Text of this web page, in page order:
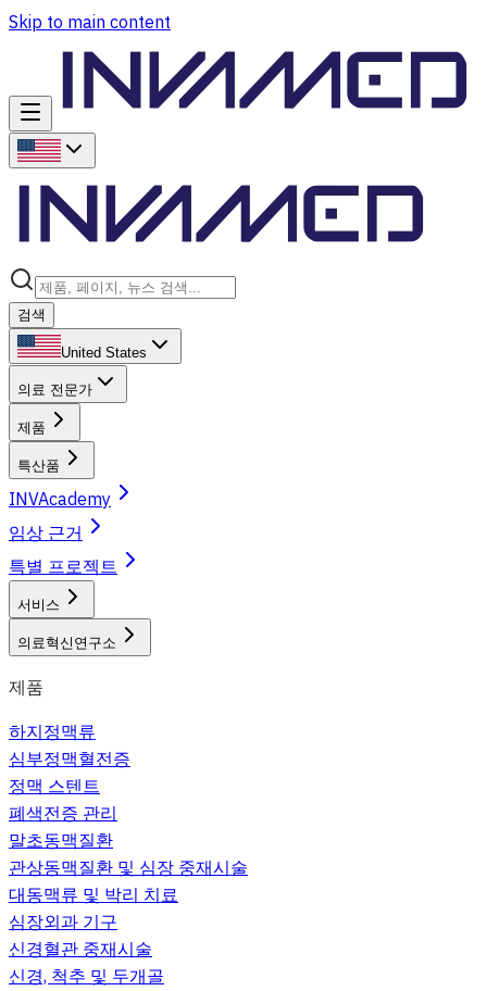
Skip to main content
검색
United States
의료 전문가
제품
특산품
INVAcademy
임상 근거
특별 프로젝트
서비스
의료혁신연구소
제품
하지정맥류
심부정맥혈전증
정맥 스텐트
폐색전증 관리
말초동맥질환
관상동맥질환 및 심장 중재시술
대동맥류 및 박리 치료
심장외과 기구
신경혈관 중재시술
신경, 척추 및 두개골